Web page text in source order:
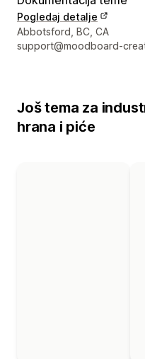
Pogledaj detalje
Podaci za kontakt
Abbotsford, BC, CA
support@moodboard-
Još tema za
hrana i piće